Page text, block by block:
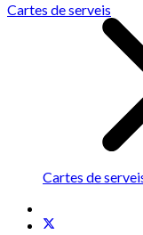
Cartes de serveis
Cartes de